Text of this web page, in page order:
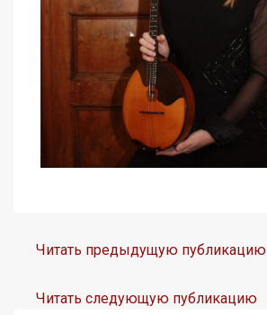
Читать предыдущую публикацию
Читать следующую публикацию